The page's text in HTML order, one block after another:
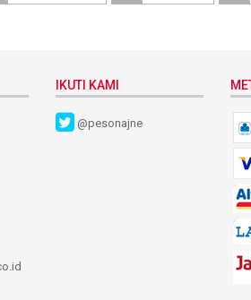
IKUTI KAMI
@pesonajne